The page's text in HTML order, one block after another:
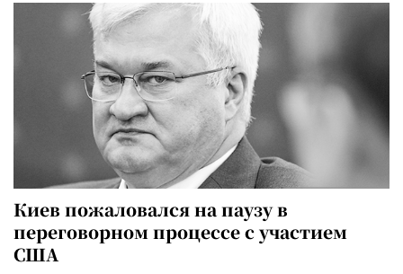
Киев пожаловался на паузу в
переговорном процессе с участием
США